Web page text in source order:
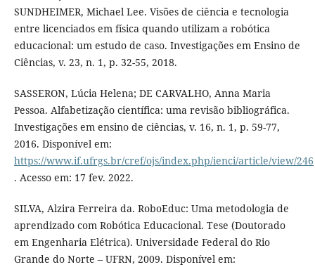
SUNDHEIMER, Michael Lee. Visões de ciência e tecnologia
entre licenciados em física quando utilizam a robótica
educacional: um estudo de caso. Investigações em Ensino de
Ciências, v. 23, n. 1, p. 32-55, 2018.
SASSERON, Lúcia Helena; DE CARVALHO, Anna Maria
Pessoa. Alfabetização científica: uma revisão bibliográfica.
Investigações em ensino de ciências, v. 16, n. 1, p. 59-77,
2016. Disponível em:
https://www.if.ufrgs.br/cref/ojs/index.php/ienci/article/view/246
. Acesso em: 17 fev. 2022.
SILVA, Alzira Ferreira da. RoboEduc: Uma metodologia de
aprendizado com Robótica Educacional. Tese (Doutorado
em Engenharia Elétrica). Universidade Federal do Rio
Grande do Norte – UFRN, 2009. Disponível em: